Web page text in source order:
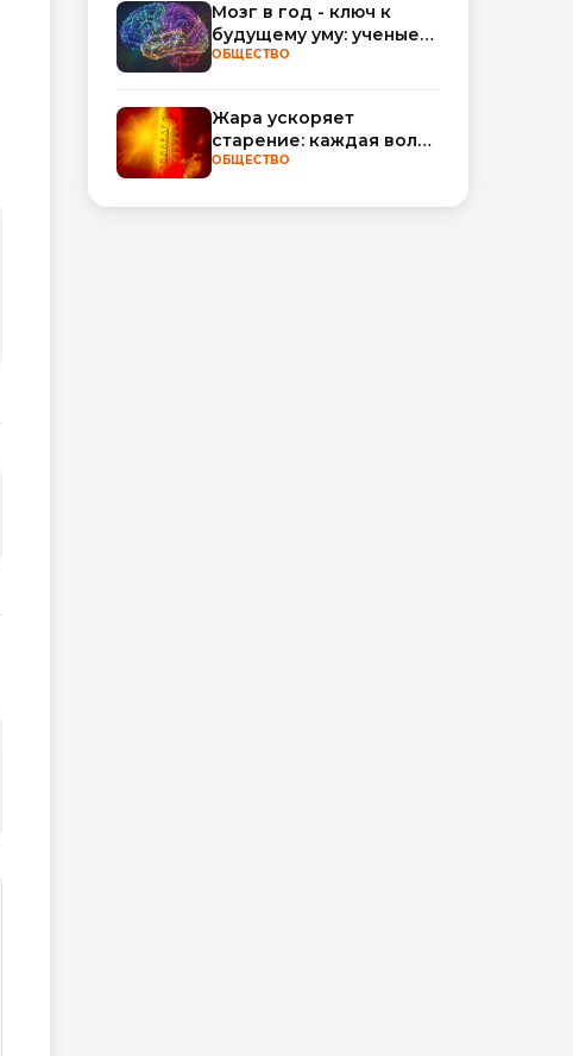
Мозг в год - ключ к
будущему уму: ученые
научились
ОБЩЕСТВО
Жара ускоряет
старение: каждая волна
тепла добавляет
биологического
ОБЩЕСТВО